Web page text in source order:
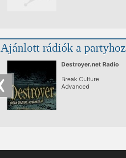
Ajánlott rádiók a partyhoz
Destroyer.net Radio
Break Culture
Advanced